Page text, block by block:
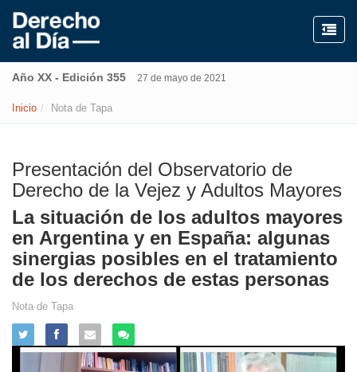
Año XX - Edición 355 27 de mayo de 2021
Inicio Nota de Tapa
Presentación del Observatorio de
Derecho de la Vejez y Adultos Mayores
La situación de los adultos mayores
en Argentina y en España: algunas
sinergias posibles en el tratamiento
de los derechos de estas personas
Nota de Tapa